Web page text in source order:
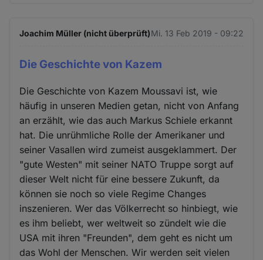
Joachim Müller (nicht überprüft)Mi. 13 Feb 2019 - 09:22
Die Geschichte von Kazem
Die Geschichte von Kazem Moussavi ist, wie
häufig in unseren Medien getan, nicht von Anfang
an erzählt, wie das auch Markus Schiele erkannt
hat. Die unrühmliche Rolle der Amerikaner und
seiner Vasallen wird zumeist ausgeklammert. Der
"gute Westen" mit seiner NATO Truppe sorgt auf
dieser Welt nicht für eine bessere Zukunft, da
können sie noch so viele Regime Changes
inszenieren. Wer das Völkerrecht so hinbiegt, wie
es ihm beliebt, wer weltweit so zündelt wie die
USA mit ihren "Freunden", dem geht es nicht um
das Wohl der Menschen. Wir werden seit vielen